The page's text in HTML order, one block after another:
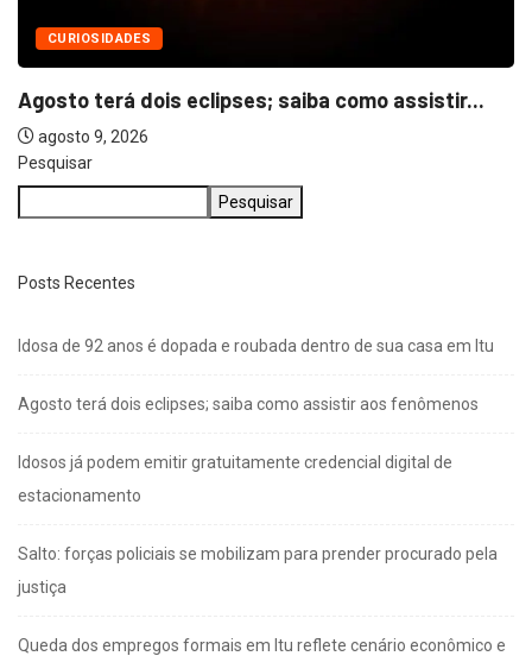
CURIOSIDADES
Agosto terá dois eclipses; saiba como assistir...
agosto 9, 2026
Pesquisar
Pesquisar
Posts Recentes
Idosa de 92 anos é dopada e roubada dentro de sua casa em Itu
Agosto terá dois eclipses; saiba como assistir aos fenômenos
Idosos já podem emitir gratuitamente credencial digital de
estacionamento
Salto: forças policiais se mobilizam para prender procurado pela
justiça
Queda dos empregos formais em Itu reflete cenário econômico e